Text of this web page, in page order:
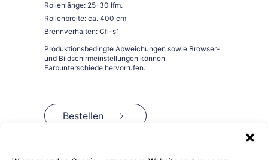
Rollenlänge: 25-30 lfm.
Rollenbreite: ca. 400 cm
Brennverhalten: Cfl-s1
Bestellen